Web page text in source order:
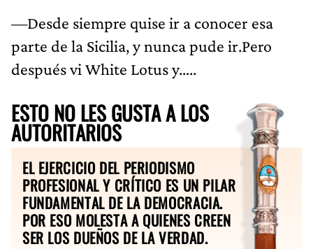
—Desde siempre quise ir a conocer esa
parte de la Sicilia, y nunca pude ir.Pero
después vi White Lotus y…..
ESTO NO LES GUSTA A LOS
AUTORITARIOS
EL EJERCICIO DEL PERIODISMO
PROFESIONAL Y CRÍTICO ES UN PILAR
FUNDAMENTAL DE LA DEMOCRACIA.
POR ESO MOLESTA A QUIENES CREEN
SER LOS DUEÑOS DE LA VERDAD.